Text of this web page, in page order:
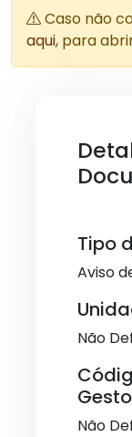
Caso não
aqui, para
Tipo
Aviso
Não
Não